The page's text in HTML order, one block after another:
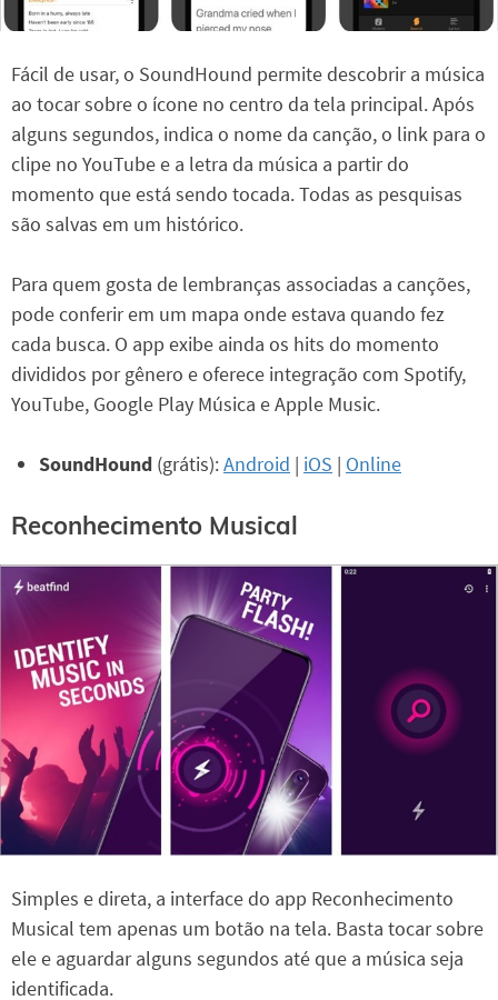
Fácil de usar, o SoundHound permite descobrir a música
ao tocar sobre o ícone no centro da tela principal. Após
alguns segundos, indica o nome da canção, o link para o
clipe no YouTube e a letra da música a partir do
momento que está sendo tocada. Todas as pesquisas
são salvas em um histórico.
Para quem gosta de lembranças associadas a canções,
pode conferir em um mapa onde estava quando fez
cada busca. O app exibe ainda os hits do momento
divididos por gênero e oferece integração com Spotify,
YouTube, Google Play Música e Apple Music.
SoundHound (grátis):Android | iOS | Online
Reconhecimento Musical
Simples e direta, a interface do app Reconhecimento
Musical tem apenas um botão na tela. Basta tocar sobre
ele e aguardar alguns segundos até que a música seja
identificada.